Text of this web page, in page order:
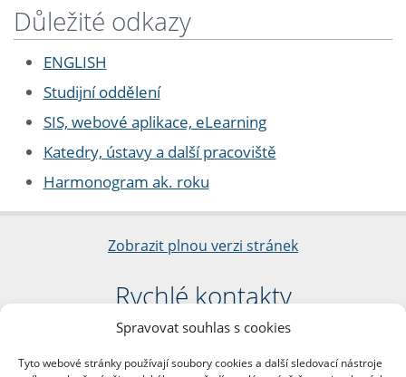
Spravovat souhlas s cookies
Tyto webové stránky používají soubory cookies a další sledovací nástroje
Důležité odkazy
ENGLISH
Studijní oddělení
SIS, webové aplikace, eLearning
Katedry, ústavy a další pracoviště
Harmonogram ak. roku
Zobrazit plnou verzi stránek
Rychlé kontakty
Filozofická fakulta
nám. Jana Palacha 1/2